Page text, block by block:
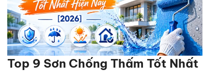
Top 9 Sơn Chống Thấm Tốt Nhất